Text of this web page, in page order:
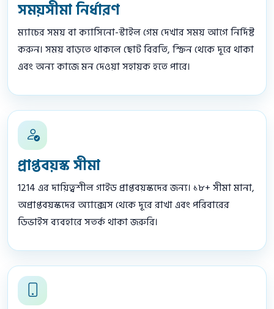
সময়সীমা নির্ধারণ
ম্যাচের সময় বা ক্যাসিনো-স্টাইল গেম দেখার সময় আগে নির্দিষ্ট
করুন। সময় বাড়তে থাকলে ছোট বিরতি, স্ক্রিন থেকে দূরে থাকা
এবং অন্য কাজে মন দেওয়া সহায়ক হতে পারে।
প্রাপ্তবয়স্ক সীমা
1214 এর দায়িত্বশীল গাইড প্রাপ্তবয়স্কদের জন্য। ১৮+ সীমা মানা,
অপ্রাপ্তবয়স্কদের অ্যাক্সেস থেকে দূরে রাখা এবং পরিবারের
ডিভাইস ব্যবহারে সতর্ক থাকা জরুরি।